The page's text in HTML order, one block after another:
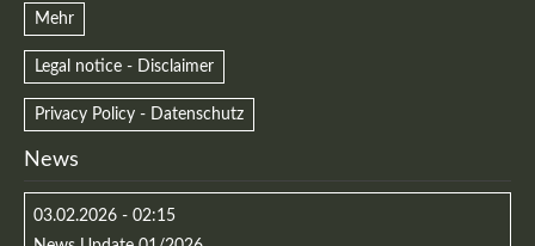
Mehr
Legal notice - Disclaimer
Privacy Policy - Datenschutz
News
03.02.2026 - 02:15